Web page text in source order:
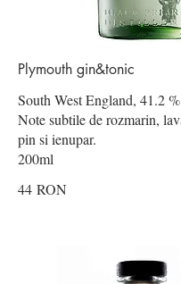
Plymouth gin&tonic
South West England, 41.2
Note subtile de rozmarin,
pin si ienupar.
200ml
44 RON